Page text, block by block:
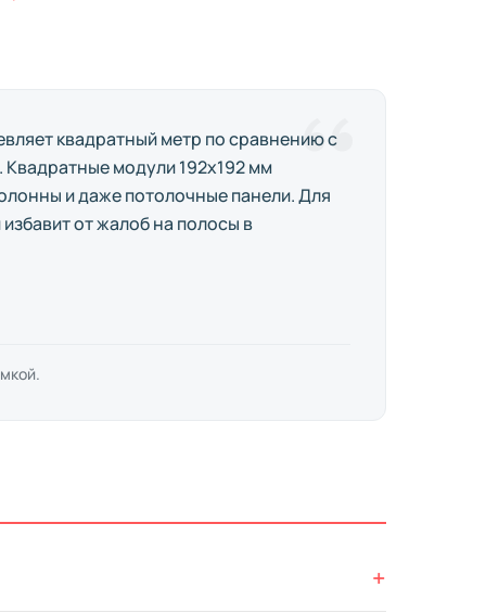
квадратный метр по сравнению с
Квадратные модули 192x192 мм
и даже потолочные панели. Для
от жалоб на полосы в